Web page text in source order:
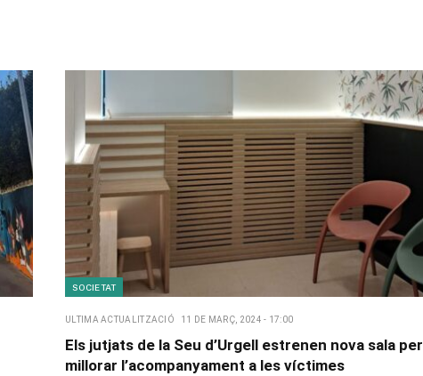
SOCIETAT
ULTIMA ACTUALITZACIÓ 11 DE MARÇ, 2024 - 17:00
Els jutjats de la Seu d’Urgell estrenen nova sala per
millorar l’acompanyament a les víctimes